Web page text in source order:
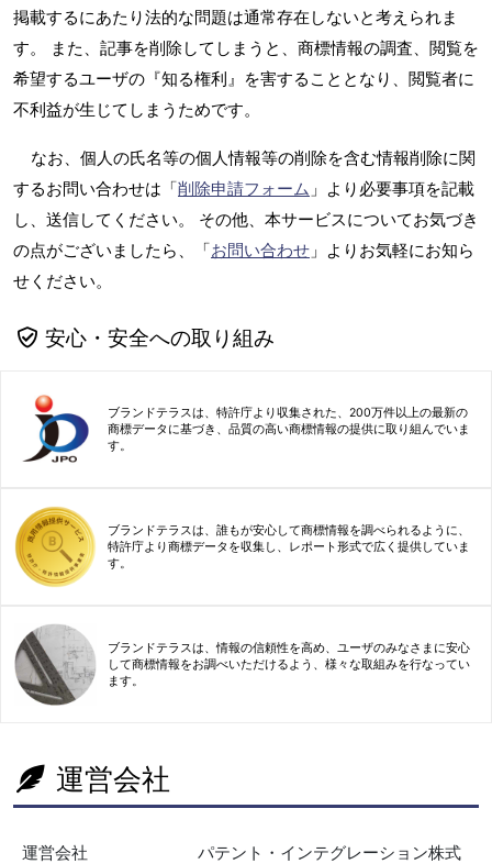
掲載するにあたり法的な問題は通常存在しないと考えられま
す。 また、記事を削除してしまうと、商標情報の調査、閲覧を
希望するユーザの『知る権利』を害することとなり、閲覧者に
不利益が生じてしまうためです。
なお、個人の氏名等の個人情報等の削除を含む情報削除に関
するお問い合わせは「削除申請フォーム 」より必要事項を記載
し、送信してください。 その他、本サービスについてお気づき
の点がございましたら、「お問い合わせ 」よりお気軽にお知ら
せください。
安心・安全への取り組み
ブランドテラスは、特許庁より収集された、200万件以上の最新の
商標データに基づき、品質の高い商標情報の提供に取り組んでいま
す。
ブランドテラスは、誰もが安心して商標情報を調べられるように、
特許庁より商標データを収集し、レポート形式で広く提供していま
す。
ブランドテラスは、情報の信頼性を高め、ユーザのみなさまに安心
して商標情報をお調べいただけるよう、様々な取組みを行なってい
ます。
運営会社
運営会社
パテント・インテグレーション株式